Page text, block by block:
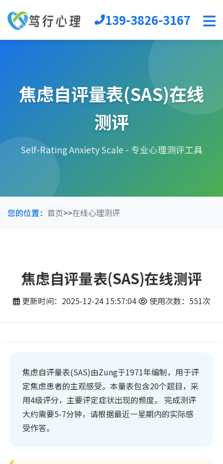
音乐放松椅
心理沙盘
宣泄设备
团辅器材
生涯规划
139-3826-3167
焦虑自评量表(SAS)在线
测评
Self-Rating Anxiety Scale - 专业心理测评工具
您的位置： 首页>>在线心理测评
焦虑自评量表(SAS)在线测评
更新时间：2025-12-24 15:57:04 使用次数：551次
焦虑自评量表(SAS)由Zung于1971年编制，用于评
定焦虑患者的主观感受。本量表包含20个题目，采
用4级评分，主要评定症状出现的频度。 完成测评
大约需要5-7分钟，请根据最近一星期内的实际感
受作答。